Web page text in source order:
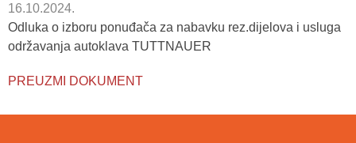
16.10.2024.
Odluka o izboru ponuđača za nabavku rez.dijelova i usluga
održavanja autoklava TUTTNAUER
PREUZMI DOKUMENT